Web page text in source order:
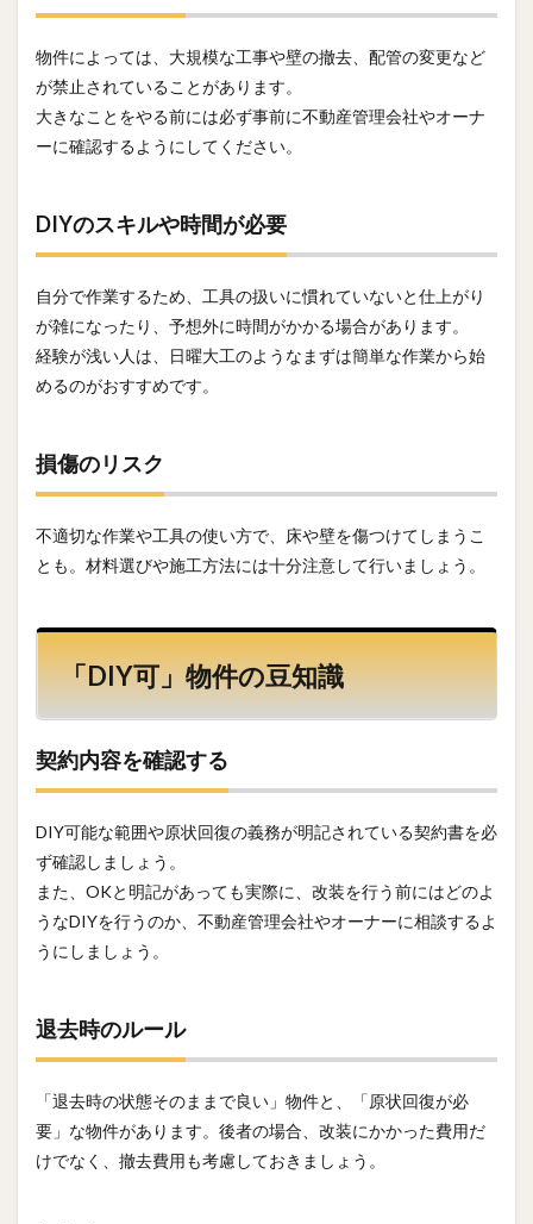
物件によっては、大規模な工事や壁の撤去、配管の変更など
が禁止されていることがあります。
大きなことをやる前には必ず事前に不動産管理会社やオーナ
ーに確認するようにしてください。
DIYのスキルや時間が必要
自分で作業するため、工具の扱いに慣れていないと仕上がり
が雑になったり、予想外に時間がかかる場合があります。
経験が浅い人は、日曜大工のようなまずは簡単な作業から始
めるのがおすすめです。
損傷のリスク
不適切な作業や工具の使い方で、床や壁を傷つけてしまうこ
とも。材料選びや施工方法には十分注意して行いましょう。
「DIY可」物件の豆知識
契約内容を確認する
DIY可能な範囲や原状回復の義務が明記されている契約書を必
ず確認しましょう。
また、OKと明記があっても実際に、改装を行う前にはどのよ
うなDIYを行うのか、不動産管理会社やオーナーに相談するよ
うにしましょう。
退去時のルール
「退去時の状態そのままで良い」物件と、「原状回復が必
要」な物件があります。後者の場合、改装にかかった費用だ
けでなく、撤去費用も考慮しておきましょう。